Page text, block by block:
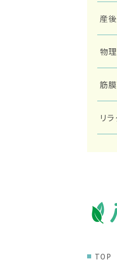
産
物
筋
リ
TOP